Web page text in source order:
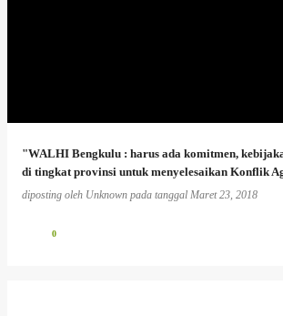
"WALHI Bengkulu : harus ada komitmen,
di tingkat provinsi untuk menyelesaikan Konflik
diposting oleh Unknown pada tanggal Maret 23, 2018
0